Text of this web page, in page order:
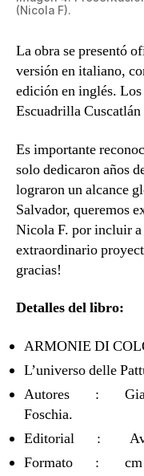
(Nicola F).
La obra se presentó
versión en italiano,
edición en inglés.
Escuadrilla Cuscatlán
Es importante
solo dedicaron años
lograron un alcance
Salvador, queremos
Nicola F. por incluir a
extraordinario
gracias!
Detalles del libro:
ARMONIE DI
L’universo delle
Autores :
Foschia.
Editorial :
Formato : cm